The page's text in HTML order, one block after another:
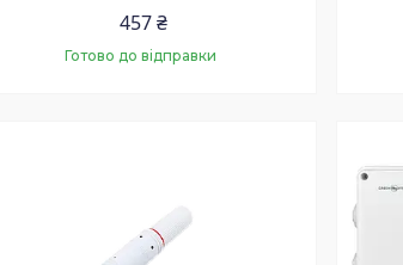
457 ₴
Готово до відправки